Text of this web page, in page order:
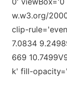
w.w3.org/
clip-rule=
7.0834
669
k' fill-opacity=